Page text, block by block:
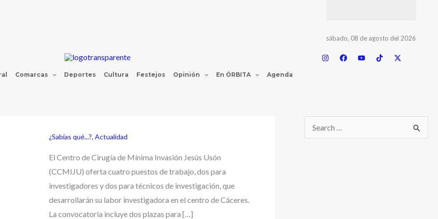
sábado, 08 de agosto del 2026
Comarcas Deportes Cultura Festejos Opinión En ÓRBITA Agenda
¿Sabías qué...?, Actualidad
El Centro de Cirugía de Mínima Invasión Jesús Usón
(CCMIJU) oferta cuatro puestos de trabajo, dos para
investigadores y dos para técnicos de investigación, que
desarrollarán su labor investigadora en el centro de Cáceres.
La convocatoria incluye dos plazas para […]